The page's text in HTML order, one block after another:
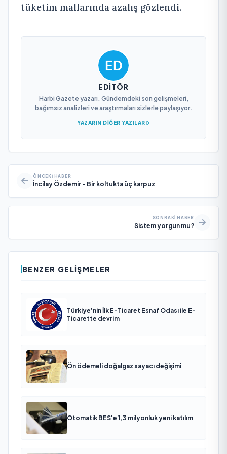
tüketim mallarında azalış gözlendi.
EDITÖR
Harbi Gazete yazarı. Gündemdeki son gelişmeleri,
bağımsız analizleri ve araştırmaları sizlerle paylaşıyor.
YAZARIN DIĞER YAZILARI
ÖNCEKI HABER
İncilay Özdemir - Bir koltukta üç karpuz
SONRAKI HABER
Sistem yorgun mu?
BENZER GELIŞMELER
Türkiye’nin İlk E-Ticaret Esnaf Odası ile E-
Ticarette devrim
Ön ödemeli doğalgaz sayacı değişimi
Otomatik BES'e 1,3 milyonluk yeni katılım